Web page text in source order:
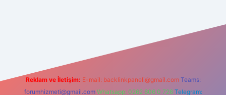
Reklam ve İletişim: E-mail: backlinkpaneli@gmail.com Teams:
forumhizmeti@gmail.com Whatsapp: 0262 606 0 726 Telegram: